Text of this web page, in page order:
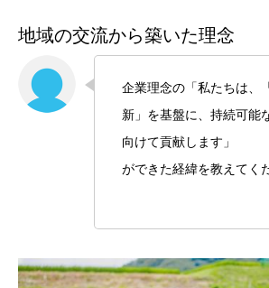
地域の交流から築いた理念
企業理念の「私たちは、
新」を基盤に、持続可能
向けて貢献します」
ができた経緯を教えてく